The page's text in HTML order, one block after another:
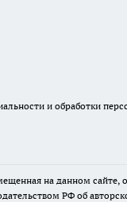
и обработки
на данном сайте,
РФ об